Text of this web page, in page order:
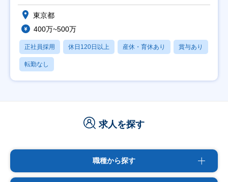
東京都
400万~500万
正社員採用 休日120日以上 産休・育休あり 賞与あり
転勤なし
求人を探す
職種から探す